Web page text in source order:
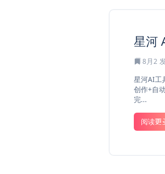
星河
8月2
星河AI工
创作+自
完...
阅读更